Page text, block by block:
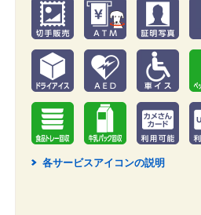
2 各サービスアイコンの説明